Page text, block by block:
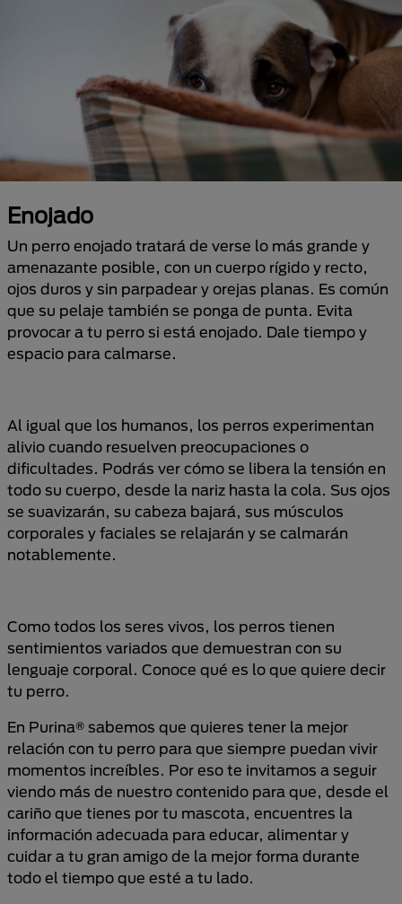
Enojado
Un perro enojado tratará de verse lo más grande y
amenazante posible, con un cuerpo rígido y recto,
ojos duros y sin parpadear y orejas planas. Es común
que su pelaje también se ponga de punta. Evita
provocar a tu perro si está enojado. Dale tiempo y
espacio para calmarse.
Al igual que los humanos, los perros experimentan
alivio cuando resuelven preocupaciones o
dificultades. Podrás ver cómo se libera la tensión en
todo su cuerpo, desde la nariz hasta la cola. Sus ojos
se suavizarán, su cabeza bajará, sus músculos
corporales y faciales se relajarán y se calmarán
notablemente.
Como todos los seres vivos, los perros tienen
sentimientos variados que demuestran con su
lenguaje corporal. Conoce qué es lo que quiere decir
tu perro.
En Purina® sabemos que quieres tener la mejor
relación con tu perro para que siempre puedan vivir
momentos increíbles. Por eso te invitamos a seguir
viendo más de nuestro contenido para que, desde el
cariño que tienes por tu mascota, encuentres la
información adecuada para educar, alimentar y
cuidar a tu gran amigo de la mejor forma durante
todo el tiempo que esté a tu lado.